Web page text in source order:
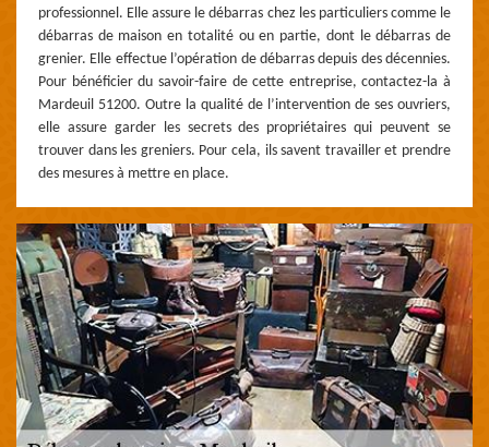
professionnel. Elle assure le débarras chez les particuliers comme le
débarras de maison en totalité ou en partie, dont le débarras de
grenier. Elle effectue l’opération de débarras depuis des décennies.
Pour bénéficier du savoir-faire de cette entreprise, contactez-la à
Mardeuil 51200. Outre la qualité de l’intervention de ses ouvriers,
elle assure garder les secrets des propriétaires qui peuvent se
trouver dans les greniers. Pour cela, ils savent travailler et prendre
des mesures à mettre en place.